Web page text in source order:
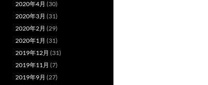
2020年4月 (30)
2020年3月 (31)
2020年2月 (29)
2020年1月 (31)
2019年12月 (31)
2019年11月 (7)
2019年9月 (27)